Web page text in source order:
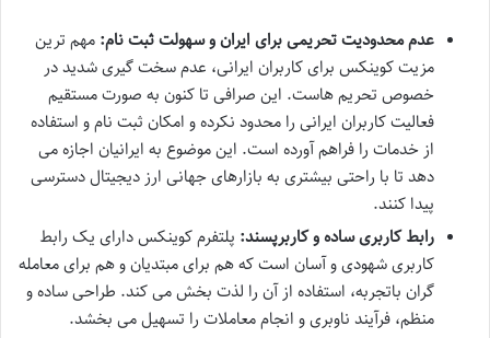
عدم محدودیت تحریمی برای ایران و سهولت ثبت نام: مهم ترین
مزیت کوینکس برای کاربران ایرانی، عدم سخت گیری شدید در
خصوص تحریم هاست. این صرافی تا کنون به صورت مستقیم
فعالیت کاربران ایرانی را محدود نکرده و امکان ثبت نام و استفاده
از خدمات را فراهم آورده است. این موضوع به ایرانیان اجازه می
دهد تا با راحتی بیشتری به بازارهای جهانی ارز دیجیتال دسترسی
پیدا کنند.
رابط کاربری ساده و کاربرپسند: پلتفرم کوینکس دارای یک رابط
کاربری شهودی و آسان است که هم برای مبتدیان و هم برای معامله
گران باتجربه، استفاده از آن را لذت بخش می کند. طراحی ساده و
منظم، فرآیند ناوبری و انجام معاملات را تسهیل می بخشد.